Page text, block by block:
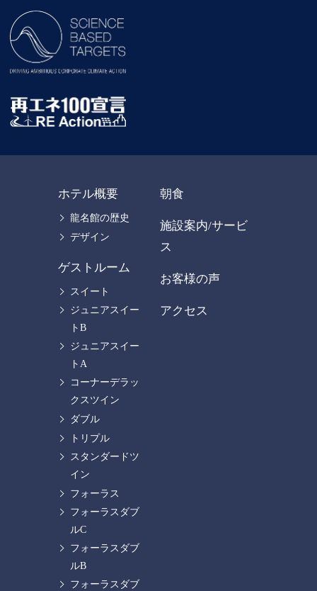
ホテル概要
龍名館の歴史
デザイン
ゲストルーム
スイート
ジュニアスイー
トB
ジュニアスイー
トA
コーナーデラッ
クスツイン
ダブル
トリプル
スタンダードツ
イン
フォーラス
フォーラスダブ
ルC
フォーラスダブ
ルB
フォーラスダブ
朝食
施設案内/サービ
ス
お客様の声
アクセス